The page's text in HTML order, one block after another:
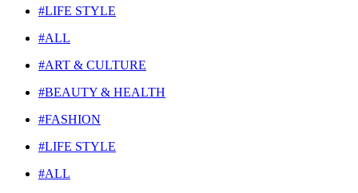
#LIFE STYLE
#ALL
#ART & CULTURE
#BEAUTY & HEALTH
#FASHION
#LIFE STYLE
#ALL